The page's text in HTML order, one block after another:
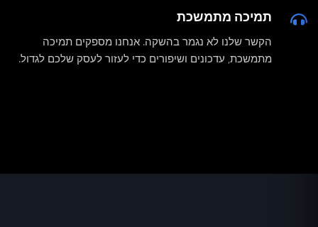
תמיכה מתמשכת
הקשר שלנו לא נגמר בהשקה. אנחנו מספקים תמיכה
מתמשכת, עדכונים ושיפורים כדי לעזור לעסק שלכם לגדול.